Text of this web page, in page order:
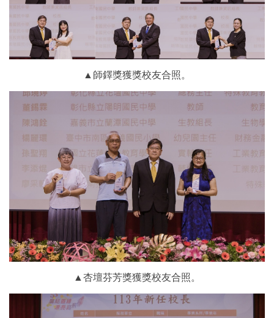
▲師鐸獎獲獎校友合照。
▲杏壇芬芳獎獲獎校友合照。